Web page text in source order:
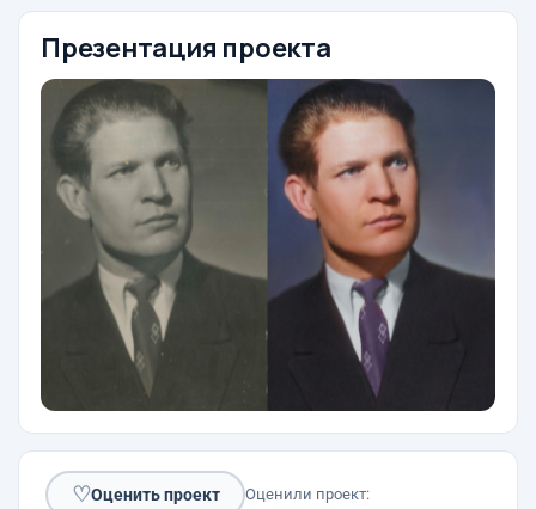
Презентация проекта
♡Оценить проект Оценили проект: